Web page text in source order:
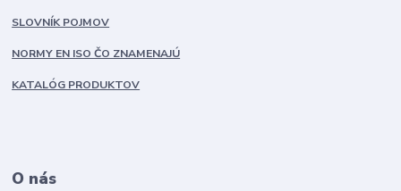
SLOVNÍK POJMOV
NORMY EN ISO ČO ZNAMENAJÚ
KATALÓG PRODUKTOV
O nás